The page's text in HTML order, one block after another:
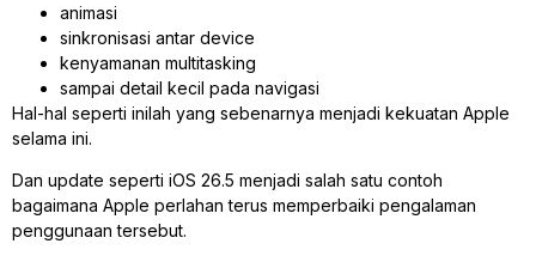
animasi
sinkronisasi antar device
kenyamanan multitasking
sampai detail kecil pada navigasi
Hal-hal seperti inilah yang sebenarnya menjadi kekuatan Apple
selama ini.
Dan update seperti iOS 26.5 menjadi salah satu contoh
bagaimana Apple perlahan terus memperbaiki pengalaman
penggunaan tersebut.